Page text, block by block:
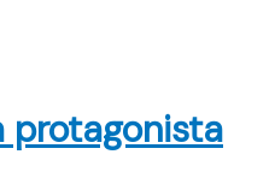
protagonista